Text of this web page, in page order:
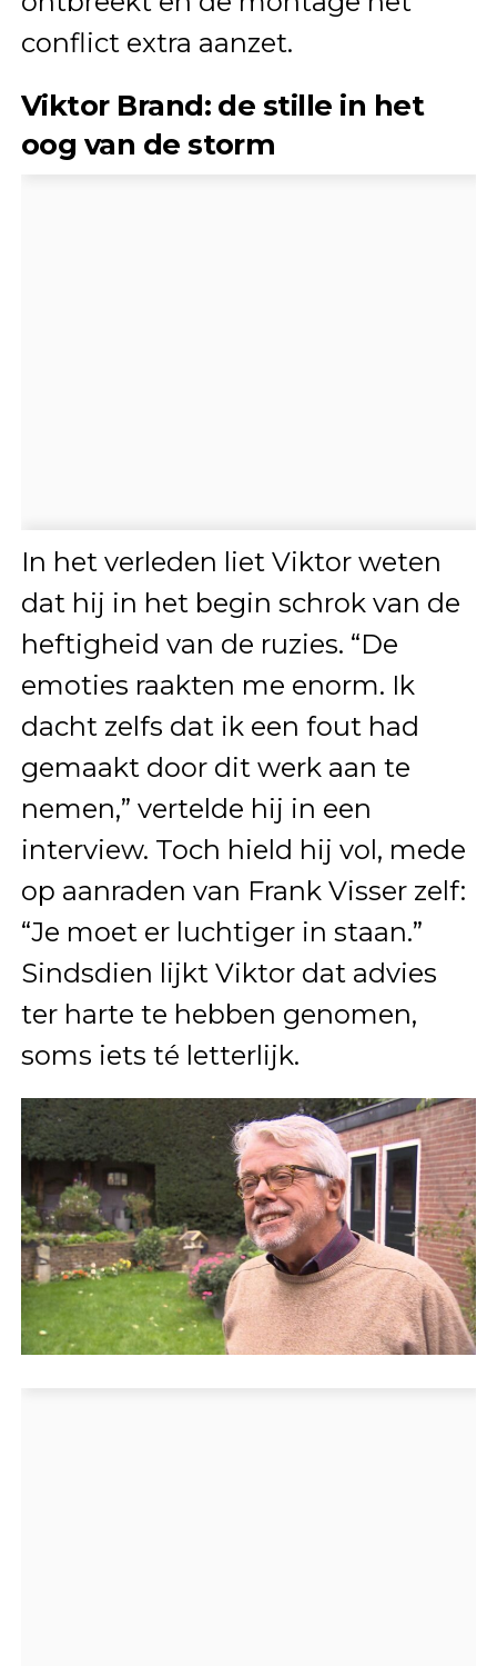
conflict extra aanzet.
Viktor Brand: de stille in het
oog van de storm
In het verleden liet Viktor weten
dat hij in het begin schrok van de
heftigheid van de ruzies. “De
emoties raakten me enorm. Ik
dacht zelfs dat ik een fout had
gemaakt door dit werk aan te
nemen,” vertelde hij in een
interview. Toch hield hij vol, mede
op aanraden van Frank Visser zelf:
“Je moet er luchtiger in staan.”
Sindsdien lijkt Viktor dat advies
ter harte te hebben genomen,
soms iets té letterlijk.